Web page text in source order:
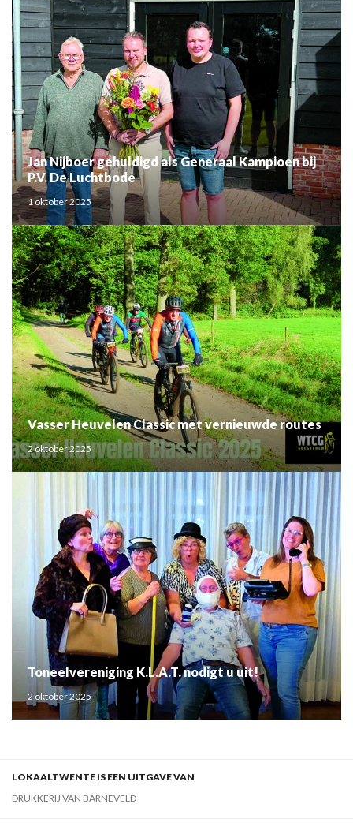
Jan Nijboer gehuldigd als Generaal Kampioen bij
P.V. De Luchtbode
1 oktober 2025
Vasser Heuvelen Classic met vernieuwde routes
2 oktober 2025
Toneelvereniging K.L.A.T. nodigt u uit!
2 oktober 2025
LOKAALTWENTE IS EEN UITGAVE VAN
DRUKKERIJ VAN BARNEVELD